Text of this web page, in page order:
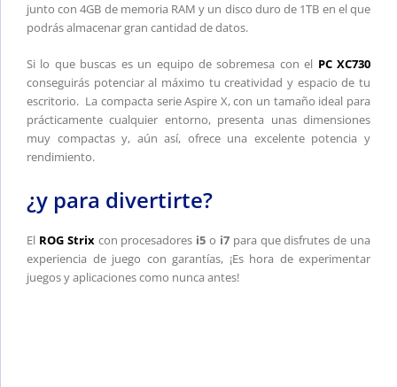
junto con 4GB de memoria RAM y un disco duro de 1TB en el que
podrás almacenar gran cantidad de datos.
Si lo que buscas es un equipo de sobremesa con el PC XC730
conseguirás potenciar al máximo tu creatividad y espacio de tu
escritorio. La compacta serie Aspire X, con un tamaño ideal para
prácticamente cualquier entorno, presenta unas dimensiones
muy compactas y, aún así, ofrece una excelente potencia y
rendimiento.
¿y para divertirte?
El ROG Strixcon procesadores i5 o i7para que disfrutes de una
experiencia de juego con garantías, ¡Es hora de experimentar
juegos y aplicaciones como nunca antes!